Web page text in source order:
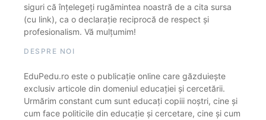
siguri că înțelegeți rugămintea noastră de a cita sursa
(cu link), ca o declarație reciprocă de respect și
profesionalism. Vă mulțumim!
DESPRE NOI
EduPedu.ro este o publicație online care găzduiește
exclusiv articole din domeniul educației și cercetării.
Urmărim constant cum sunt educați copiii noștri, cine și
cum face politicile din educație și cercetare, cine și cum